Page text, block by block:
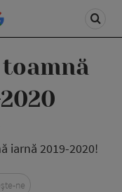
iarnă 2019-2020!
ne